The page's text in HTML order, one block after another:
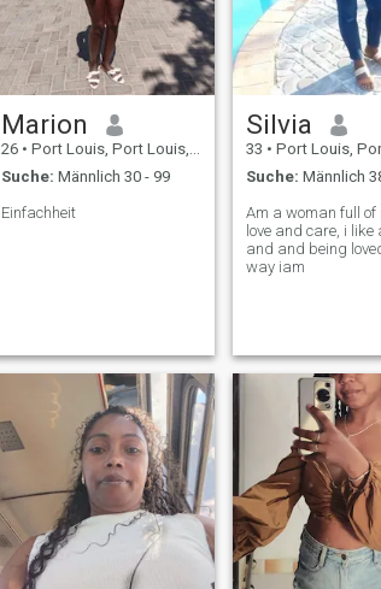
Marion
26 • Port Louis, Port Louis, Mauritius
Suche: Männlich 30 - 99
Einfachheit
Silvia
33 • Port Louis, Port
Suche: Männlich
Am a woman full of
love and care, i like
and and being
way iam